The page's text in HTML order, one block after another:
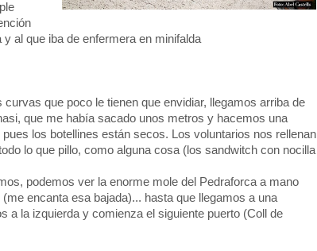
al que iba de enfermera en minifalda
que poco le tienen que envidiar, llegamos arriba de
que me había sacado unos metros y hacemos una
los botellines están secos. Los voluntarios nos rellenan
lo que pillo, como alguna cosa (los sandwitch con nocilla
podemos ver la enorme mole del Pedraforca a mano
encanta esa bajada)... hasta que llegamos a una
a la izquierda y comienza el siguiente puerto (Coll de